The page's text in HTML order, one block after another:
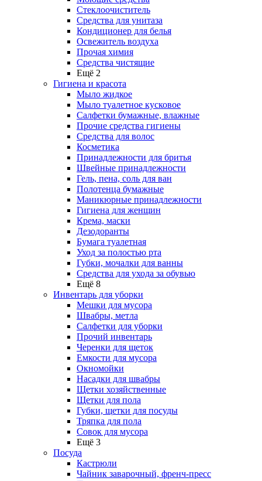
Стеклоочиститель
Средства для унитаза
Кондиционер для белья
Освежитель воздуха
Прочая химия
Средства чистящие
Ещё 2
Гигиена и красота
Мыло жидкое
Мыло туалетное кусковое
Салфетки бумажные, влажные
Прочие средства гигиены
Средства для волос
Косметика
Принадлежности для бритья
Швейные принадлежности
Гель, пена, соль для ван
Полотенца бумажные
Маникюрные принадлежности
Гигиена для женщин
Крема, маски
Дезодоранты
Бумага туалетная
Уход за полостью рта
Губки, мочалки для ванны
Средства для ухода за обувью
Ещё 8
Инвентарь для уборки
Мешки для мусора
Швабры, метла
Салфетки для уборки
Прочий инвентарь
Черенки для щеток
Емкости для мусора
Окномойки
Насадки для швабры
Щетки хозяйственные
Щетки для пола
Губки, щетки для посуды
Тряпка для пола
Совок для мусора
Ещё 3
Посуда
Кастрюли
Чайник заварочный, френч-пресс